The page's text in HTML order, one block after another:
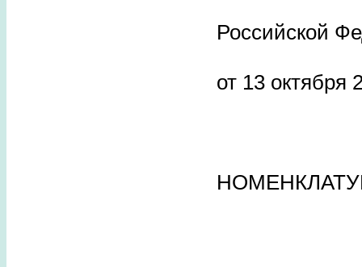
Российской
от 13 октября